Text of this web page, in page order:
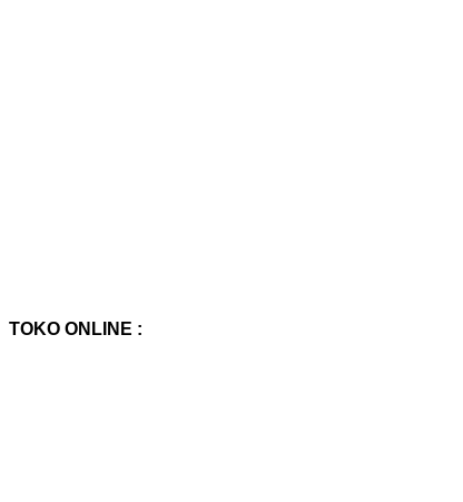
TOKO ONLINE :